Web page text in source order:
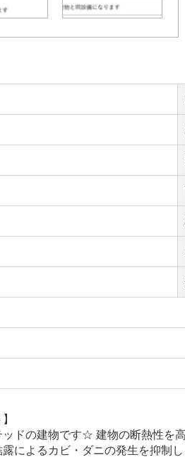
ドの建物です☆ 建物の断熱性を
露によるカビ・ダニの発生を抑制